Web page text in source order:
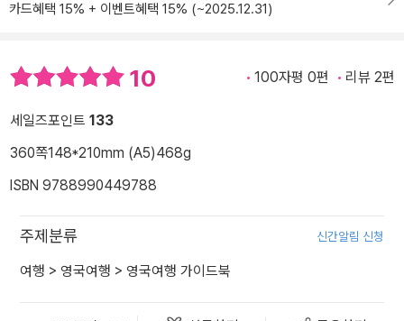
카드혜택 15% + 이벤트혜택 15% (~2025.12.31)
10 100자평 0편 리뷰 2편
세일즈포인트 133
360쪽148*210mm (A5)468g
ISBN 9788990449788
주제분류 신간알림 신청
여행 > 영국여행 > 영국여행 가이드북